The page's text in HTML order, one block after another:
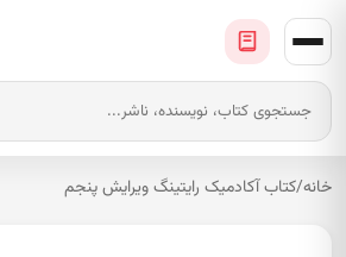
خانه/کتاب آکادمیک رایتینگ ویرایش پنجم